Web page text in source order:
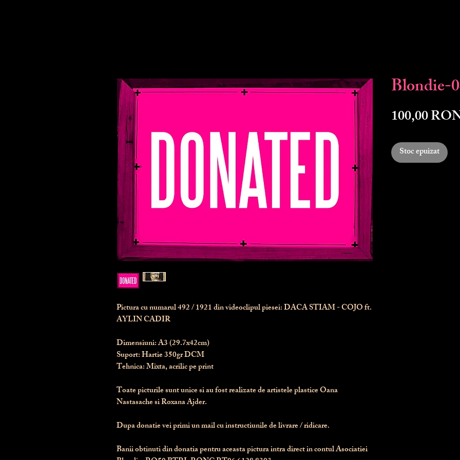
Pictura cu numarul492/ 1921 din videoclipul piesei: DACA STIAM - COJO ft.
AYLIN CADIR
Dimensiuni: A3 (29.7x42cm)
Suport: Hartie 350gr DCM
Tehnica: Mixta, acrilic pe print
Toate picturile sunt unice si au fost realizate de artistele plastice Oana
Nastasache si Roxana Ajder.
Dupa donatie vei primi un mail cu instructiunile de livrare / ridicare.
Banii obtinuti din donatia pentru aceasta pictura intra direct in contul Asociatiei
Blondie-
100,00
Stoc epuizat